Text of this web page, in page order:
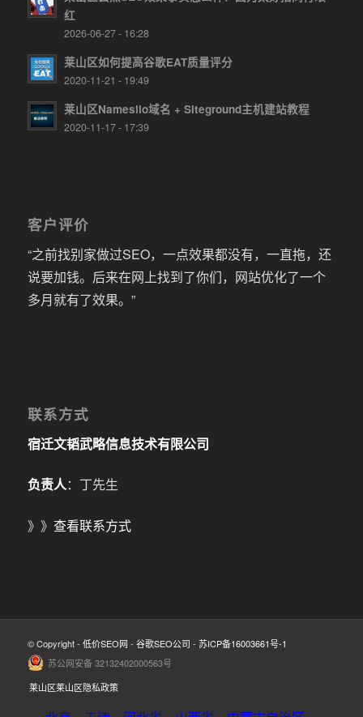
红
2026-06-27 - 16:28
莱山区如何提高谷歌EAT质量评分
2020-11-21 - 19:49
莱山区Namesilo域名 + Siteground主机建站教程
2020-11-17 - 17:39
客户评价
“之前找别家做过SEO，一点效果都没有，一直拖，还
说要加钱。后来在网上找到了你们，网站优化了一个
多月就有了效果。”
联系方式
宿迁文韬武略信息技术有限公司
负责人：丁先生
》》 查看联系方式
© Copyright - 低价SEO网 - 谷歌SEO公司 - 苏ICP备16003661号-1
苏公网安备 32132402000563号
莱山区莱山区隐私政策